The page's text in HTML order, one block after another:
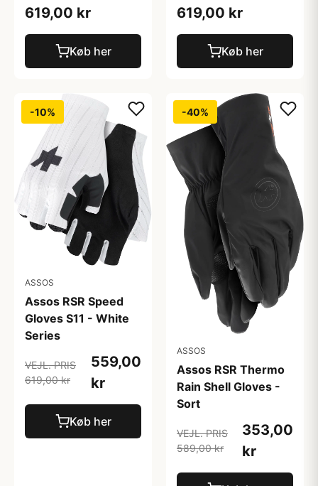
619,00 kr
Køb her
619,00 kr
Køb her
-10%
ASSOS
Assos RSR Speed
Gloves S11 - White
Series
VEJL. PRIS
619,00 kr
559,00
kr
Køb her
-40%
ASSOS
Assos RSR Thermo
Rain Shell Gloves -
Sort
VEJL. PRIS
589,00 kr
353,00
kr